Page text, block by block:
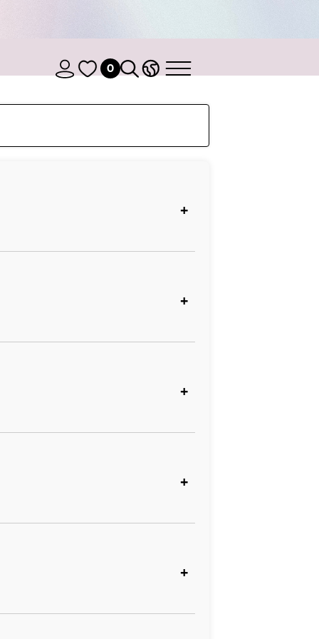
0
+
+
+
+
+